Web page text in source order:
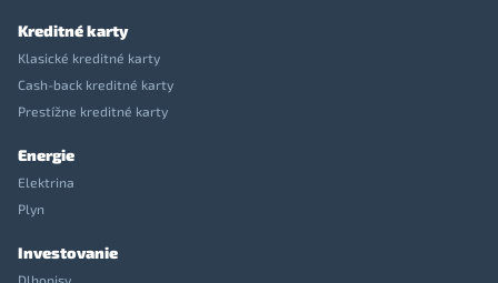
Kreditné karty
Klasické kreditné karty
Cash-back kreditné karty
Prestížne kreditné karty
Energie
Elektrina
Plyn
Investovanie
Dlhopisy